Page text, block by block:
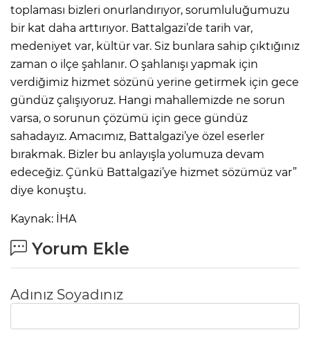
toplaması bizleri onurlandırıyor, sorumluluğumuzu
bir kat daha arttırıyor. Battalgazi’de tarih var,
medeniyet var, kültür var. Siz bunlara sahip çıktığınız
zaman o ilçe şahlanır. O şahlanışı yapmak için
verdiğimiz hizmet sözünü yerine getirmek için gece
gündüz çalışıyoruz. Hangi mahallemizde ne sorun
varsa, o sorunun çözümü için gece gündüz
sahadayız. Amacımız, Battalgazi’ye özel eserler
bırakmak. Bizler bu anlayışla yolumuza devam
edeceğiz. Çünkü Battalgazi’ye hizmet sözümüz var”
diye konuştu.
Kaynak: İHA
Yorum Ekle
Adınız Soyadınız